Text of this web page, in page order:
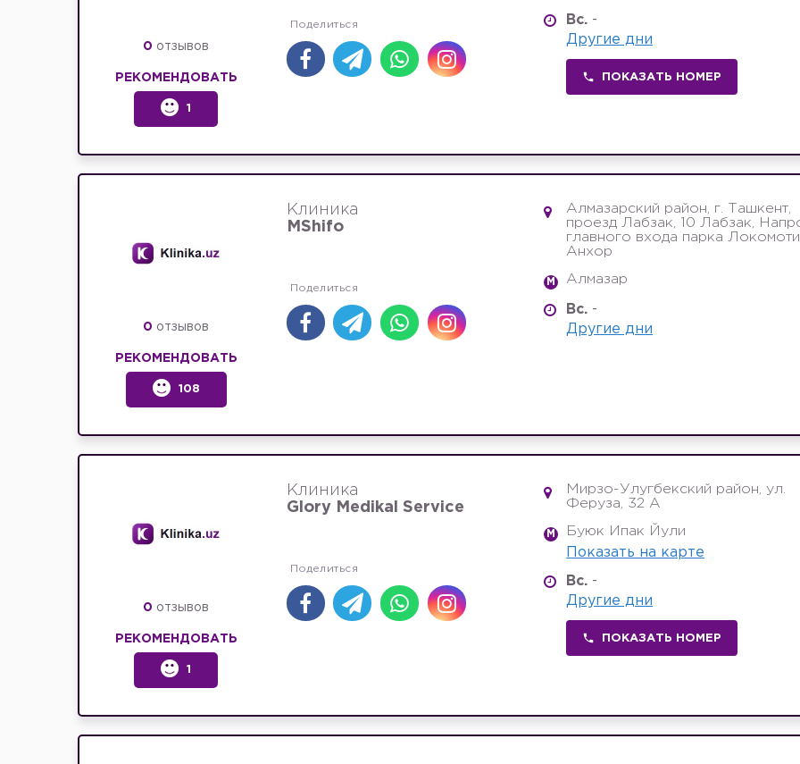
0 отзывов
РЕКОМЕНДОВАТЬ
1
Вс. -
Другие дни
ПОКАЗАТЬ НОМЕР
0 отзывов
РЕКОМЕНДОВАТЬ
108
Клиника
MShifo
Алмазарский район, г. Ташкент,
проезд Лабзак, 10 Лабзак,
главного входа парка
Анхор
M Алмазар
Вс. -
Другие дни
0 отзывов
РЕКОМЕНДОВАТЬ
1
Клиника
Glory Medikal Service
Мирзо-Улугбекский район, ул.
Феруза, 32 A
M
Буюк Ипак Йули
Показать на карте
Вс. -
Другие дни
ПОКАЗАТЬ НОМЕР